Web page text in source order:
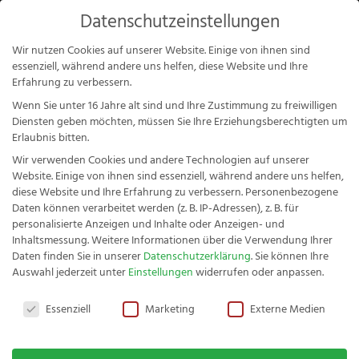
Mein Konto
Anmelden
Fachwerk Buckelsmesser Buche
35,29€ + HINZUFÜGEN
Datenschutzeinstellungen
Wir nutzen Cookies auf unserer Website. Einige von ihnen sind
essenziell, während andere uns helfen, diese Website und Ihre
Erfahrung zu verbessern.
Wenn Sie unter 16 Jahre alt sind und Ihre Zustimmung zu freiwilligen
Diensten geben möchten, müssen Sie Ihre Erziehungsberechtigten um
Erlaubnis bitten.
Wir verwenden Cookies und andere Technologien auf unserer
Website. Einige von ihnen sind essenziell, während andere uns helfen,
diese Website und Ihre Erfahrung zu verbessern. Personenbezogene
Daten können verarbeitet werden (z. B. IP-Adressen), z. B. für
personalisierte Anzeigen und Inhalte oder Anzeigen- und
Inhaltsmessung.Weitere Informationen über die Verwendung Ihrer
Daten finden Sie in unserer Datenschutzerklärung. Sie können Ihre
Auswahl jederzeit unter Einstellungen widerrufen oder anpassen.
Datenschutzeinstellungen
Essenziell Marketing Externe Medien